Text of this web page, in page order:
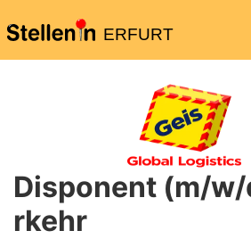
ERFURT
Disponent (m/w/
rkehr